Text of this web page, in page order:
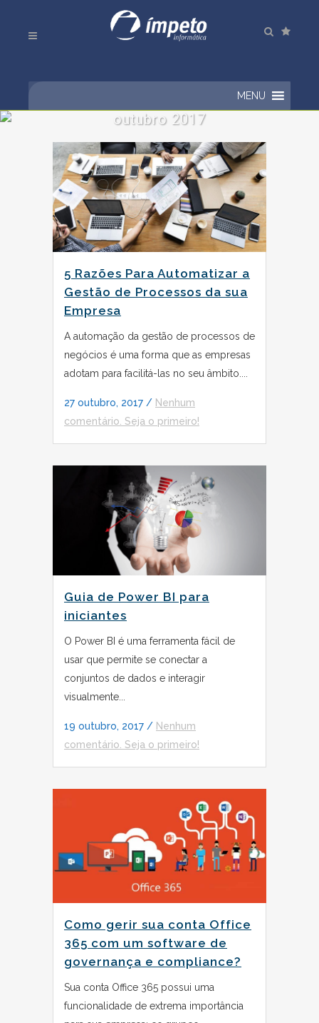
MENU
outubro 2017
5 Razões Para Automatizar a
Gestão de Processos da sua
Empresa
A automação da gestão de processos de
negócios é uma forma que as empresas
adotam para facilitá-las no seu âmbito....
27 outubro, 2017 / Nenhum
comentário. Seja o primeiro!
Guia de Power BI para
iniciantes
O Power BI é uma ferramenta fácil de
usar que permite se conectar a
conjuntos de dados e interagir
visualmente...
19 outubro, 2017 / Nenhum
comentário. Seja o primeiro!
Como gerir sua conta Office
365 com um software de
governança e compliance?
Sua conta Office 365 possui uma
funcionalidade de extrema importância